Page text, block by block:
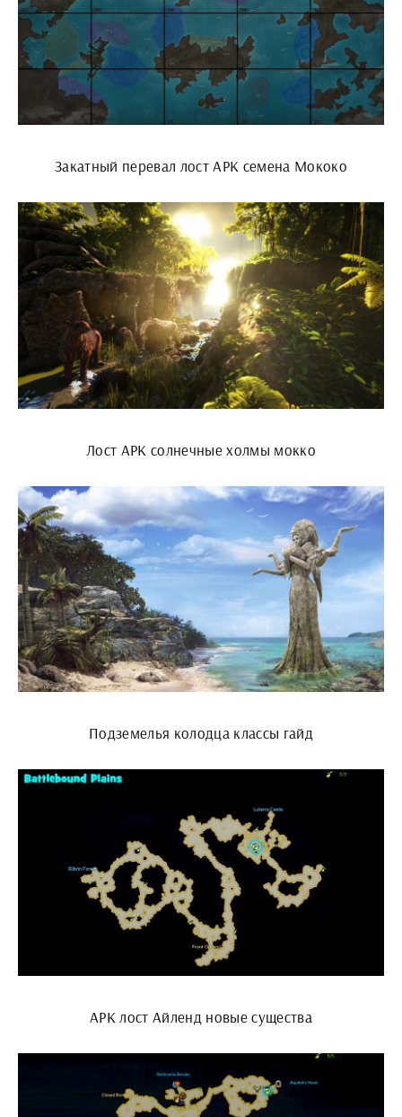
Закатный перевал лост АРК семена Мококо
Лост АРК солнечные холмы мокко
Подземелья колодца классы гайд
АРК лост Айленд новые существа